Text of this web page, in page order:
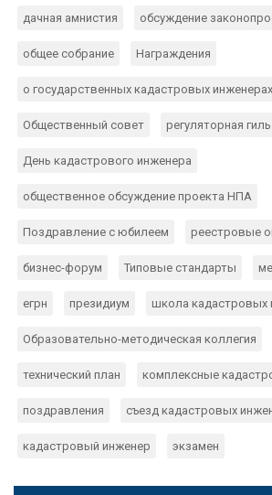
дачная амнистия обсуждение
общее собрание Награждения
о государственных кадастровых инженерах
Общественный совет регуляторная
День кадастрового инженера
общественное обсуждение проекта НПА
Поздравление с юбилеем реестровые
бизнес-форум Типовые стандарты
егрн президиум школа кадастровых
Образовательно-методическая коллегия
технический план комплексные
поздравления съезд кадастровых
кадастровый инженер экзамен